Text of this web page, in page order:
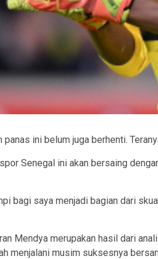
ini belum juga berhenti.
Senegal ini akan bersaing
bagi saya menjadi bagian dari
Mendya merupakan hasil dari
menjalani musim suksesnya